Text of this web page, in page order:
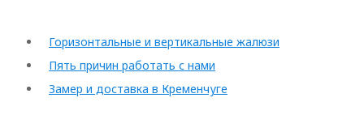
Горизонтальные и вертикальные жалюзи
Пять причин работать с нами
Замер и доставка в Кременчуге